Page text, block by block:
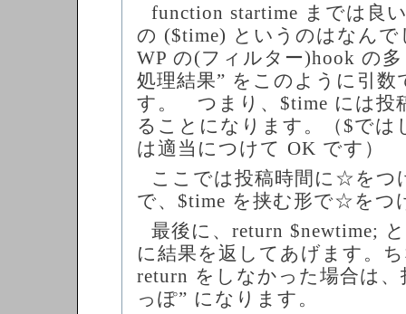
function startime までは良
の ($time) というのはなん
WP の(フィルター)hook の
処理結果” をこのように引数
す。 つまり、$time には投
ることになります。（$では
は適当につけて OK です）
ここでは投稿時間に☆をつ
で、$time を挟む形で☆をつ
最後に、return $newtime;
に結果を返してあげます。
return をしなかった場合は、
っぽ” になります。